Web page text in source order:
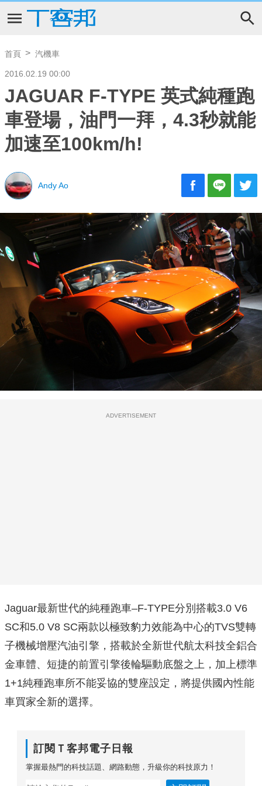
首頁 汽機車
2016.02.19 00:00
JAGUAR F-TYPE 英式純種跑
車登場，油門一拜，4.3秒就能
加速至100km/h!
Andy Ao
ADVERTISEMENT
Jaguar最新世代的純種跑車–F-TYPE分別搭載3.0 V6
SC和5.0 V8 SC兩款以極致豹力效能為中心的TVS雙轉
子機械增壓汽油引擎，搭載於全新世代航太科技全鋁合
金車體、短捷的前置引擎後輪驅動底盤之上，加上標準
1+1純種跑車所不能妥協的雙座設定，將提供國內性能
車買家全新的選擇。
訂閱Ｔ客邦電子日報
掌握最熱門的科技話題、網路動態，升級你的科技原力！